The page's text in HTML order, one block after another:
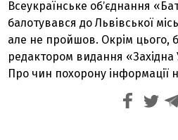
Всеукраїнське обʼєднання
балотувався до Львівської
але не пройшов. Окрім цього,
редактором видання «Західна
Про чин похорону інформації